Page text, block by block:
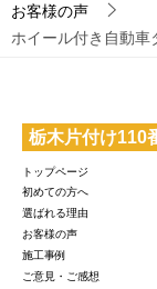
お客様の声
ホイール付き自動
栃木片付け110
トップページ
初めての方へ
選ばれる理由
お客様の声
施工事例
ご意見・ご感想